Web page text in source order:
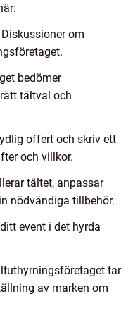
om
bedömer
tältval och
offert och skriv ett
och villkor.
tältet, anpassar
nödvändiga tillbehör.
event i det hyrda
tar
av marken om